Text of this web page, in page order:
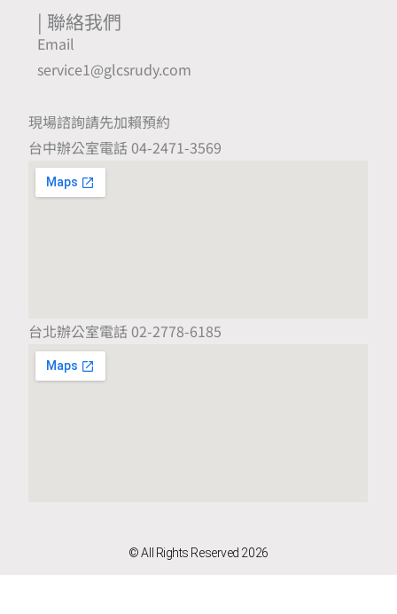
| 聯絡我們
Email
service1@glcsrudy.com
現場諮詢請先加賴預約
台中辦公室電話 04-2471-3569
台北辦公室電話 02-2778-6185
© All Rights Reserved 2026